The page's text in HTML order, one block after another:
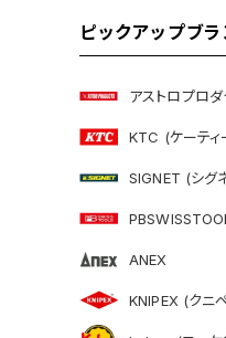
ピックアップブラ
アストロプロダ
KTC (ケーティ
SIGNET (シグ
ANEX
KNIPEX (クニ